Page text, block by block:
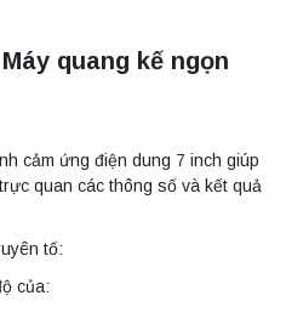
quang kế ngọn
cảm ứng điện dung 7 inch giúp
quan các thông số và kết quả
tố:
của: